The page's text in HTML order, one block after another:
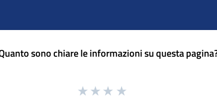
sono chiare le informazioni su questa